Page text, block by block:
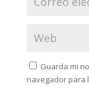
Guarda mi
navegador para